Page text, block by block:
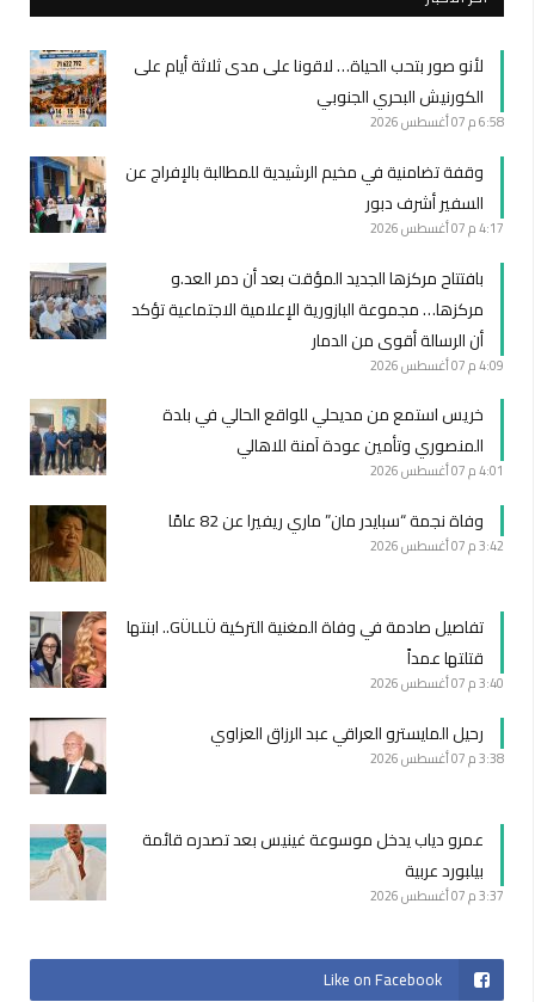
لأنو صور بتحب الحياة… لاقونا على مدى ثلاثة أيام على
الكورنيش البحري الجنوبي
6:58 م 07 أغسطس 2026
وقفة تضامنية في مخيم الرشيدية للمطالبة بالإفراج عن
السفير أشرف دبور
4:17 م 07 أغسطس 2026
بافتتاح مركزها الجديد المؤقت بعد أن دمر العد.و
مركزها… مجموعة البازورية الإعلامية الاجتماعية تؤكد
أن الرسالة أقوى من الدمار
4:09 م 07 أغسطس 2026
خريس استمع من مديحلي للواقع الحالي في بلدة
المنصوري وتأمين عودة آمنة للاهالي
4:01 م 07 أغسطس 2026
وفاة نجمة “سبايدر مان” ماري ريفيرا عن 82 عامًا
3:42 م 07 أغسطس 2026
تفاصيل صادمة في وفاة المغنية التركية GÜLLÜ.. ابنتها
قتلتها عمداً
3:40 م 07 أغسطس 2026
رحيل المايسترو العراقي عبد الرزاق العزاوي
3:38 م 07 أغسطس 2026
عمرو دياب يدخل موسوعة غينيس بعد تصدره قائمة
بيلبورد عربية
3:37 م 07 أغسطس 2026
Like on Facebook